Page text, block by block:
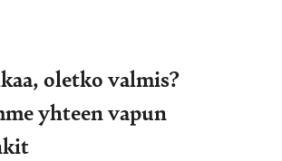
oletko valmis?
yhteen vapun